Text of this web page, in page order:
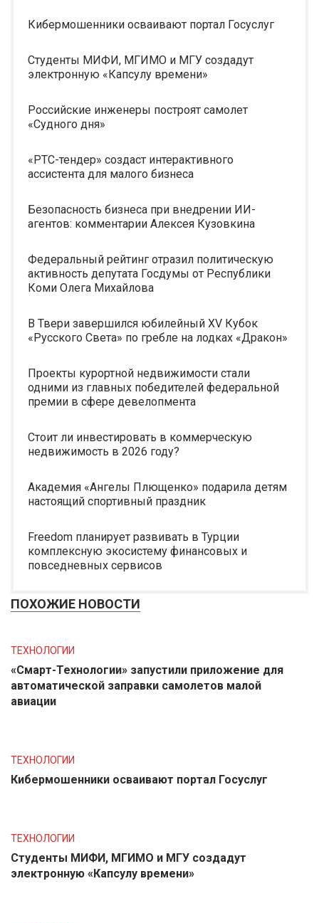
Кибермошенники осваивают портал Госуслуг
Студенты МИФИ, МГИМО и МГУ создадут
электронную «Капсулу времени»
Российские инженеры построят самолет
«Судного дня»
«РТС-тендер» создаст интерактивного
ассистента для малого бизнеса
Безопасность бизнеса при внедрении ИИ-
агентов: комментарии Алексея Кузовкина
Федеральный рейтинг отразил политическую
активность депутата Госдумы от Республики
Коми Олега Михайлова
В Твери завершился юбилейный XV Кубок
«Русского Света» по гребле на лодках «Дракон»
Проекты курортной недвижимости стали
одними из главных победителей федеральной
премии в сфере девелопмента
Стоит ли инвестировать в коммерческую
недвижимость в 2026 году?
Академия «Ангелы Плющенко» подарила детям
настоящий спортивный праздник
Freedom планирует развивать в Турции
комплексную экосистему финансовых и
повседневных сервисов
ПОХОЖИЕ НОВОСТИ
ТЕХНОЛОГИИ
«Смарт-Технологии» запустили приложение для
автоматической заправки самолетов малой
авиации
ТЕХНОЛОГИИ
Кибермошенники осваивают портал Госуслуг
ТЕХНОЛОГИИ
Студенты МИФИ, МГИМО и МГУ создадут
электронную «Капсулу времени»